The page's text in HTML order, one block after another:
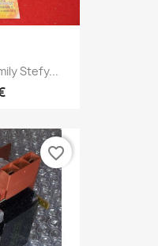
Stefy...
favorite_border